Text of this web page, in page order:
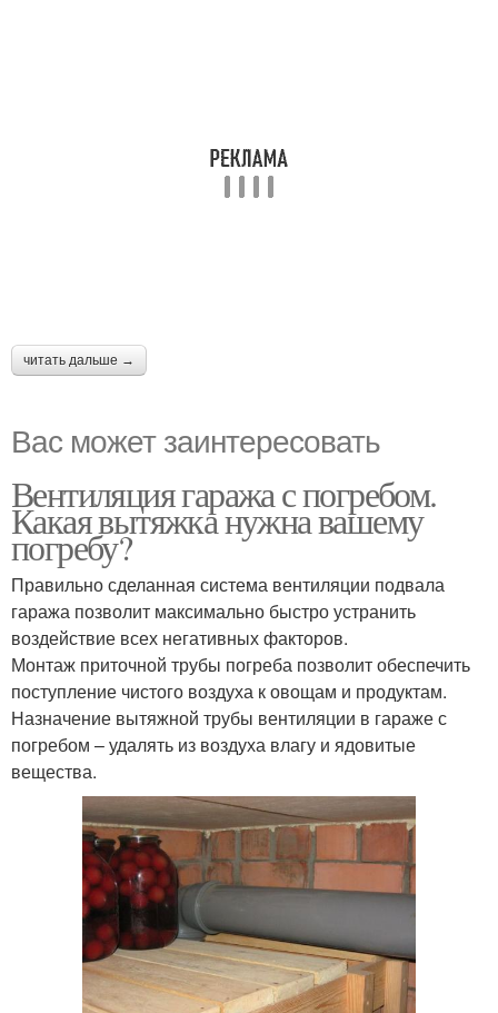
читать дальше →
Вас может заинтересовать
Вентиляция гаража с погребом.
Какая вытяжка нужна вашему
погребу?
Правильно сделанная система вентиляции подвала
гаража позволит максимально быстро устранить
воздействие всех негативных факторов.
Монтаж приточной трубы погреба позволит обеспечить
поступление чистого воздуха к овощам и продуктам.
Назначение вытяжной трубы вентиляции в гараже с
погребом – удалять из воздуха влагу и ядовитые
вещества.